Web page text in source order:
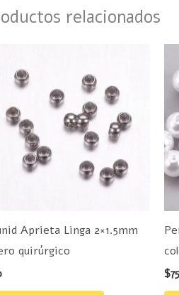
relacionados
Aprieta Linga 2×1.5mm
quirúrgico
$75